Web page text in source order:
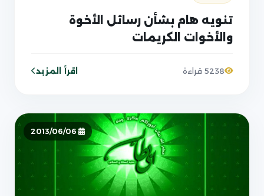
تنويه هام بشأن رسائل الأخوة
والأخوات الكريمات
5238 قراءة اقرأ المزيد